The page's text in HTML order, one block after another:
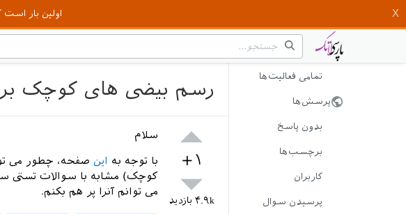
اولین بار است
تمامی فعالیت‌ها
پرسش‌ها
بدون پاسخ
برچسب‌ها
کاربران
پرسیدن سوال
رسم بیضی های کوچک
+۱
۴.۹k بازدید
سلام
با توجه به این صفحه، چطور می
کوچک) مشابه با سوالات تستی
می توانم آنرا پر هم بکنم.